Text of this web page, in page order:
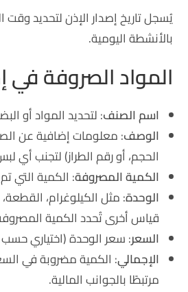
يُسجل تاريخ إصدار الإذن لتحديد وقت
بالأنشطة اليومية.
المواد الصروفة
اسم الصنف: لتحديد المواد أو
الوصف: معلومات إضافية عن
الحجم، أو رقم الطراز) لتجنب أي
الكمية المصروفة: الكمية التي
الوحدة: مثل الكيلوغرام،
قياس أخرى تُحدد الكمية
السعر: سعر الوحدة (اختياري
الإجمالي: الكمية مضروبة في
مرتبطًا بالجوانب المالية.